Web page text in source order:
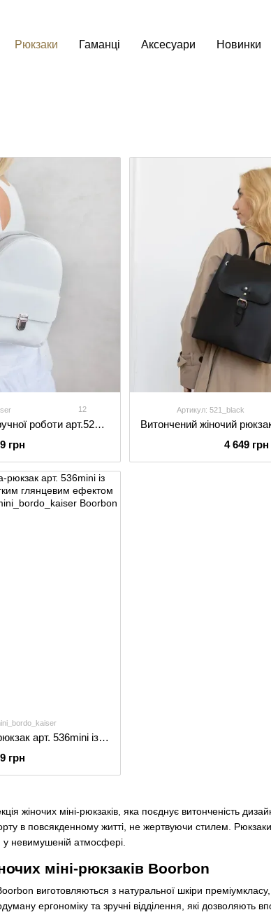
Рюкзаки Гаманці Аксесуари Новинки
жіночих міні-рюкзаків, яка поєднує витонченість
в повсякденному житті, не жертвуючи стилем.
у невимушеній атмосфері.
міні-рюкзаків Boorbon
виготовляються з натуральної шкіри
ергономіку та зручні відділення, які дозволяють
12
Жіночий міні-рюкзак ручної роботи арт.520 з натуральної шкіри з легким глянцевим ефектом білого кольору
грн
Артикул: 521_black
4 649 грн
Універсальна сумка-рюкзак арт. 536mini із натуральної шкіри з легким глянцевим ефектом бордового кольору
грн